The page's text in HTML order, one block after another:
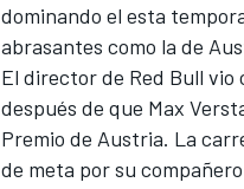
dominando el esta
abrasantes como la de
El director de Red Bull vio
después de que Max
Premio de Austria. La
de meta por su